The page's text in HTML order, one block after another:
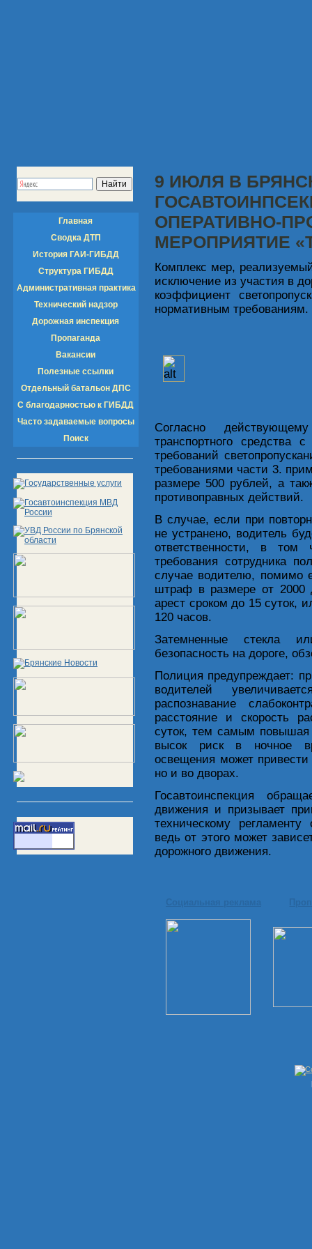
Главная
Сводка ДТП
История ГАИ-ГИБДД
Структура ГИБДД
Административная практика
Технический надзор
Дорожная инспекция
Пропаганда
Вакансии
Полезные ссылки
Отдельный батальон ДПС
С благодарностью к ГИБДД
Часто задаваемые вопросы
Поиск
9 ИЮЛЯ В
ОПЕРАТИВНО-
МЕРОПРИЯТИЕ
Комплекс мер,
исключение из участия в
коэффициент
нормативным требованиям.
Согласно
транспортного средства
требований
требованиями части 3.
размере 500 рублей, а
противоправных действий.
В случае, если при
не устранено, водитель
ответственности, в том
требования сотрудника
случае водителю, помимо
штраф в размере от 2000
арест сроком до 15 суток,
120 часов.
Затемненные стекла
безопасность на дороге,
Полиция предупреждает:
водителей
распознавание
расстояние и скорость
суток, тем самым повышая
высок риск в ночное
освещения может
но и во дворах.
Госавтоинспекция
движения и призывает
техническому
ведь от этого может
дорожного движения.